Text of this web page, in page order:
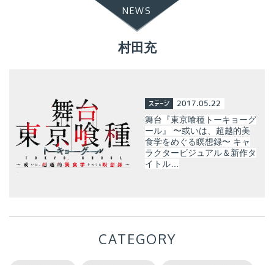
NEWS
村田充
ステージ 2017.05.22
舞台『東京喰種トーキョーグ
ール』 〜或いは、超越的美
食学をめぐる瞑想録〜 キャ
ラクタービジュアル＆新作タ
イトル…
CATEGORY